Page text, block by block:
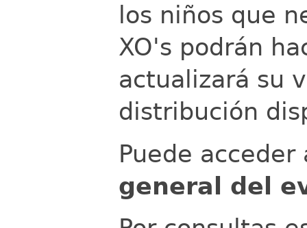
los niños que
XO's podrán
actualizará su
distribución
Puede
general del